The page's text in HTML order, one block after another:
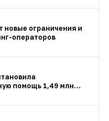
новые ограничения и
операторов
помощь 1,49 млн